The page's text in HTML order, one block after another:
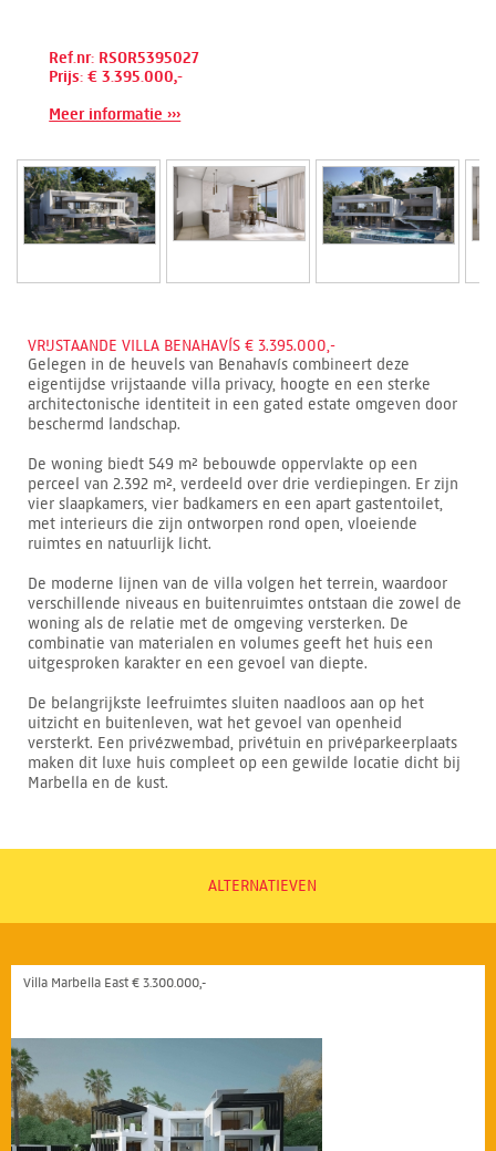
Ref.nr: RSOR5395027
Prijs: € 3.395.000,-
Meer informatie ›››
VRIJSTAANDE VILLA BENAHAVÍS € 3.395.000,-
Gelegen in de heuvels van Benahavís combineert deze
eigentijdse vrijstaande villa privacy, hoogte en een sterke
architectonische identiteit in een gated estate omgeven door
beschermd landschap.
De woning biedt 549 m² bebouwde oppervlakte op een
perceel van 2.392 m², verdeeld over drie verdiepingen. Er zijn
vier slaapkamers, vier badkamers en een apart gastentoilet,
met interieurs die zijn ontworpen rond open, vloeiende
ruimtes en natuurlijk licht.
De moderne lijnen van de villa volgen het terrein, waardoor
verschillende niveaus en buitenruimtes ontstaan die zowel de
woning als de relatie met de omgeving versterken. De
combinatie van materialen en volumes geeft het huis een
uitgesproken karakter en een gevoel van diepte.
De belangrijkste leefruimtes sluiten naadloos aan op het
uitzicht en buitenleven, wat het gevoel van openheid
versterkt. Een privézwembad, privétuin en privéparkeerplaats
maken dit luxe huis compleet op een gewilde locatie dicht bij
Marbella en de kust.
ALTERNATIEVEN
Villa Marbella East € 3.300.000,-